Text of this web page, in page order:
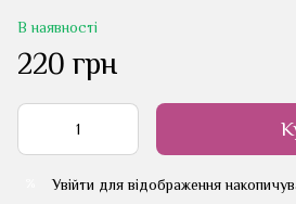
В наявності
220 грн
Увійти для відображення